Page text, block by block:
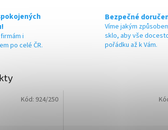
i
po celé ČR.
Bezpečné
Víme jakým
sklo, aby vše
pořádku až k Vám.
Kód: 924/250